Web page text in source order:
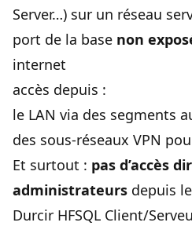
Server…) sur un réseau
port de la base non
internet
accès depuis :
le LAN via des segments
des sous-réseaux VPN
Et surtout : pas d’accès
administrateurs depuis
Durcir HFSQL Client/